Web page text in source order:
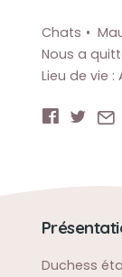
Chats
Nous a
Lieu de vie :
Duchess